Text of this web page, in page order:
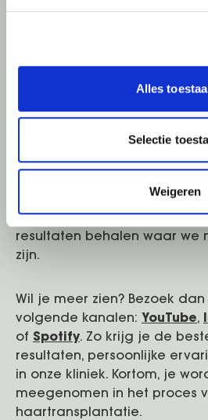
Alles
Selectie
Weigeren
Ervaringen van
uitstekende resultaten van
tevreden cliënten,
10 jaar ervaring van
en persoonlijke
ervaringen tonen hoe wij
resultaten behalen waar we
zijn.
Wil je meer zien? Bezoek
volgende kanalen: YouTube,
of Spotify. Zo krijg je de
resultaten, persoonlijke
in onze kliniek. Kortom, je
meegenomen in het proces
haartransplantatie.